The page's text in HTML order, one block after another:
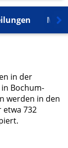
in der
Bochum-
werden in den
etwa 732